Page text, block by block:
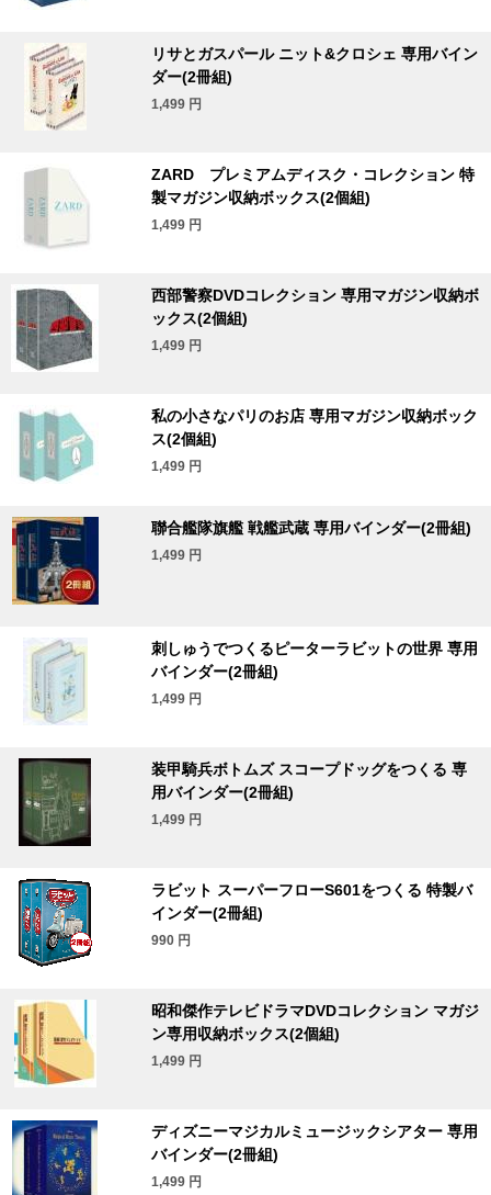
リサとガスパール ニット&クロシェ 専用バイン
ダー(2冊組)
1,499 円
ZARD プレミアムディスク・コレクション 特
製マガジン収納ボックス(2個組)
1,499 円
西部警察DVDコレクション 専用マガジン収納ボ
ックス(2個組)
1,499 円
私の小さなパリのお店 専用マガジン収納ボック
ス(2個組)
1,499 円
聯合艦隊旗艦 戦艦武蔵 専用バインダー(2冊組)
1,499 円
刺しゅうでつくるピーターラビットの世界 専用
バインダー(2冊組)
1,499 円
装甲騎兵ボトムズ スコープドッグをつくる 専
用バインダー(2冊組)
1,499 円
ラビット スーパーフローS601をつくる 特製バ
インダー(2冊組)
990 円
昭和傑作テレビドラマDVDコレクション マガジ
ン専用収納ボックス(2個組)
1,499 円
ディズニーマジカルミュージックシアター 専用
バインダー(2冊組)
1,499 円